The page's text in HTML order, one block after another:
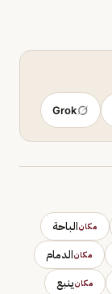
Grok
مكانالباحة
مكانالدمام
مكانينبع